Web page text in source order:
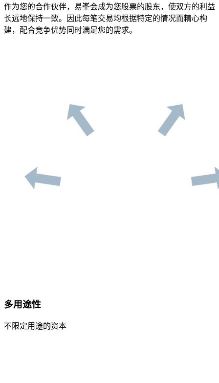
作为您的合作伙伴，易峯会成为您股票的股东，使双方的利益
长远地保持一致。因此每笔交易均根据特定的情况而精心构
建，配合竞争优势同时满足您的需求。
多用途性
不限定用途的资本